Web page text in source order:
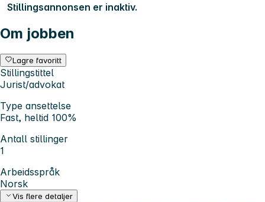
Stillingsannonsen er inaktiv.
Om jobben
Lagre favoritt
Stillingstittel
Jurist/advokat
Type ansettelse
Fast, heltid 100%
Antall stillinger
1
Arbeidsspråk
Norsk
Vis flere detaljer